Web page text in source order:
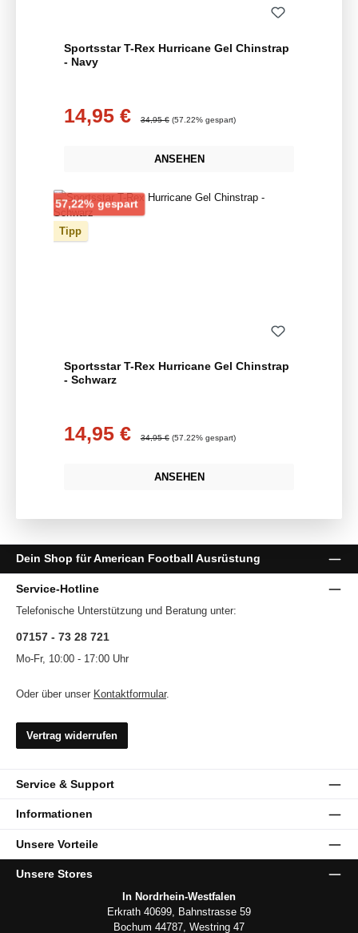
Sportsstar T-Rex Hurricane Gel Chinstrap
- Navy
Verkaufspreis:
14,95 € 34,95 € (57.22% gespart)
ANSEHEN
57,22% gespartRabatt
Tipp
Sportsstar T-Rex Hurricane Gel Chinstrap
- Schwarz
Verkaufspreis:
14,95 € Regulärer Preis:
34,95 € (57.22% gespart)
ANSEHEN
Dein Shop für American Football Ausrüstung
Service-Hotline
Telefonische Unterstützung und Beratung unter:
07157 - 73 28 721
Mo-Fr, 10:00 - 17:00 Uhr
Oder über unser Kontaktformular.
Vertrag widerrufen
Service & Support
Informationen
Unsere Vorteile
Unsere Stores
In Nordrhein-Westfalen
Erkrath 40699, Bahnstrasse 59
Bochum 44787, Westring 47